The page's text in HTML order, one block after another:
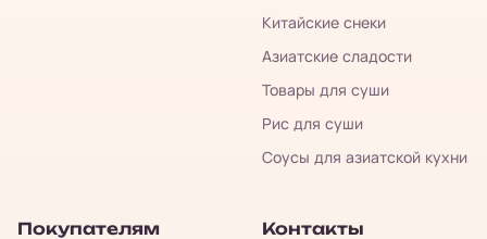
Китайские снеки
Азиатские сладости
Товары для суши
Рис для суши
Соусы для азиатской кухни
Покупателям Контакты